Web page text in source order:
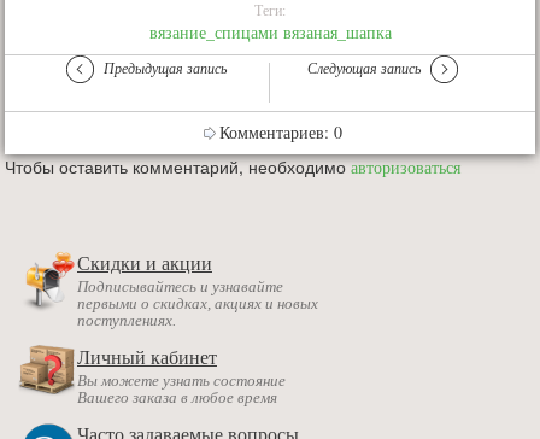
Теги:
вязание_спицами вязаная_шапка
Предыдущая запись Следующая запись
Комментариев: 0
Чтобы оставить комментарий, необходимоавторизоваться
Скидки и акции
Подписывайтесь и узнавайте
первыми о скидках, акциях и новых
поступлениях.
Личный кабинет
Вы можете узнать состояние
Вашего заказа в любое время
Часто задаваемые вопросы